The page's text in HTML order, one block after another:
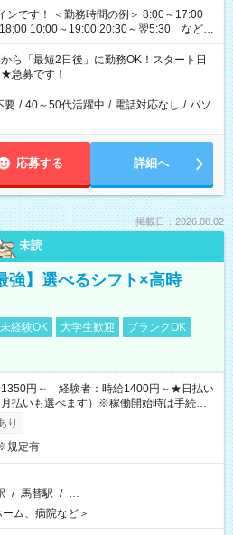
例＞ 8:00～17:00
10:00～19:00 20:30～翌5:30 など ★
多数！ 日勤のみ、残業なし、交替制など
い！
「最短2日後」に勤務OK！スタート日
急募です！
要 / 40～50代活躍中 / 電話対応なし / パソ
応募する 詳細へ
掲載日：2026.08.02
未読
強】選べるシフト×高時
経験OK 大学生歓迎
ブランクOK
1350円～ 経験者：時給1400円～★日払い
払いも選べます）※稼働開始時は手続き完
ります。
り
規定有
/ 馬替駅 / …
ム、病院など＞